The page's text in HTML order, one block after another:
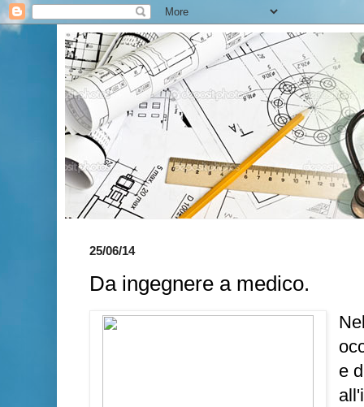
25/06/14
Da ingegnere a medico.
e